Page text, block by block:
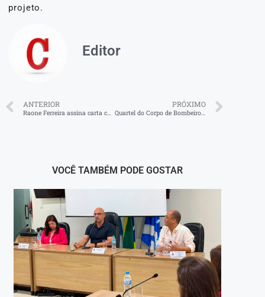
projeto.
Editor
ANTERIOR
Raone Ferreira assina carta conjunta com parlamentares de 20 países para fortalecer ação climática na COP30
PRÓXIMO
Quartel do Corpo de Bombeiros em Porto Real
VOCÊ TAMBÉM PODE GOSTAR